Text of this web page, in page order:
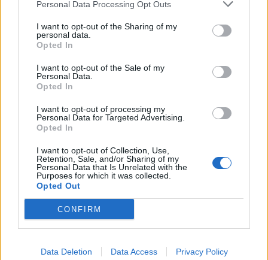
Personal Data Processing Opt Outs
I want to opt-out of the Sharing of my
personal data.
Opted In
I want to opt-out of the Sale of my
Personal Data.
Opted In
I want to opt-out of processing my
Personal Data for Targeted Advertising.
Opted In
I want to opt-out of Collection, Use,
Retention, Sale, and/or Sharing of my
Personal Data that Is Unrelated with the
Purposes for which it was collected.
Opted Out
CONFIRM
Data Deletion Data Access Privacy Policy
Jag tror att folk köper bil av helt fel
anledning.
Senaste inlägget av
Inget bromstryck efter byte av bromsok
(Golf V 1.6)
bromsar, transmission och däck